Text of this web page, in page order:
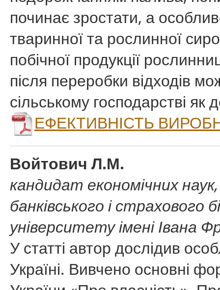
починає зростати, а
тваринної та рослинної
побічної продукції
після переробки відходів
сільському господарстві як
ЕФЕКТИВНІСТЬ
Войтович Л.М.
кандидат економічних
банківського і страхового
університету імені Івана
У статті автор дослідив
Україні. Вивчено основні